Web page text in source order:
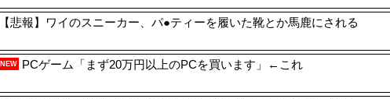
【悲報】ワイのスニーカー、パ●ティーを履いた靴とか馬鹿にされる
NEW PCゲーム「まず20万円以上のPCを買います」←これ